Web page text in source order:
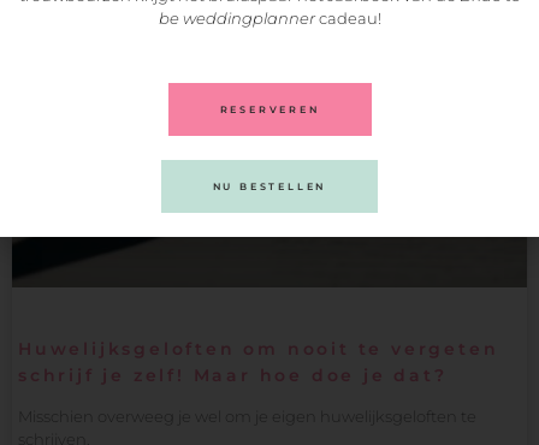
Huwelijksgeloften om nooit te vergeten
schrijf je zelf! Maar hoe doe je dat?
Misschien overweeg je wel om je eigen huwelijksgeloften te
be weddingplannercadeau!
RESERVEREN
NU BESTELLEN